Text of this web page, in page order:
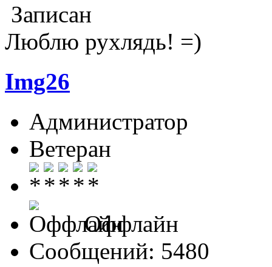
Записан
Люблю рухлядь! =)
Img26
Администратор
Ветеран
Оффлайн
Сообщений: 5480